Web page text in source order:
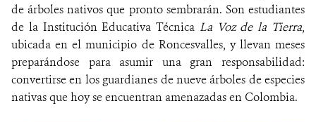
PUBLICACIONES
ALIADOS Y ALIANZAS
COBERTURA EN MEDIOS DE COMUNICACIÓN
de árboles nativos que pronto sembrarán. Son estudiantes
de la Institución Educativa Técnica La Voz de la Tierra,
ubicada en el municipio de Roncesvalles, y llevan meses
preparándose para asumir una gran responsabilidad:
convertirse en los guardianes de nueve árboles de especies
nativas que hoy se encuentran amenazadas en Colombia.